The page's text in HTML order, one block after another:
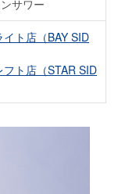
サワー
ト店（BAY SID
ト店（STAR SID